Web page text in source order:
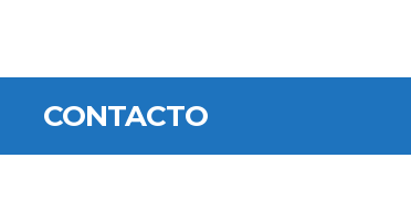
CONTACTO